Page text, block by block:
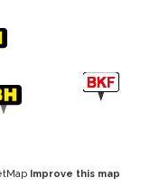
Improve this map